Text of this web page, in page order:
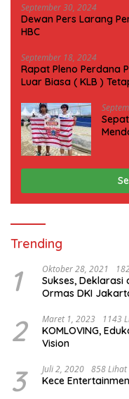
September 30, 2024
Dewan Pers Larang
HBC
September 18, 2024
Rapat Pleno Perdana
Luar Biasa ( KLB )
Trending
1 Oktober 28, 2021
Sukses, Deklarasi
Ormas DKI
2 Maret 1, 2023 1143
KOMLOVING,
Vision
3 Juli 2, 2020 858 Lihat
Kece